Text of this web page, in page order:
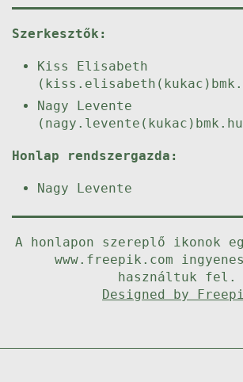
Szerkesztők:
Kiss Elisabeth
Nagy Levente
Honlap rendszergazda:
Nagy Levente
A honlapon szereplő ikonok
www.freepik.com
használtuk fel.
Designed by